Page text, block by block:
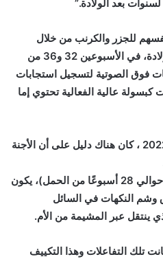
بعد الولادة.”
للجزر والكرنب من خلال
النظام الغذائي لأمهاتهم. قبل الولادة، في الأسبوعين 32 و36 من
فوق الصوتية لتسجيل استجابات
كبسولة عالية الفعالية تحتوي إما
، كان هناك دليل على أن الأجنة
(حوالي 28 أسبوعًا من الحمل)، يكون
وشم النكهات في السائل
ينتقل عبر المشيمة من الأم.
تلك التفاعلات وهذا التكييف